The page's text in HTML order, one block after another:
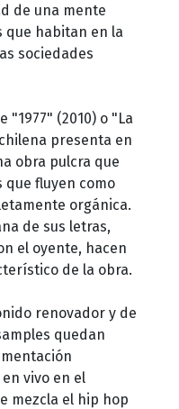
de una mente
que habitan en la
sociedades
"1977" (2010) o "La
presenta en
obra pulcra que
que fluyen como
orgánica.
de sus letras,
el oyente, hacen
de la obra.
renovador y de
quedan
vivo en el
mezcla el hip hop